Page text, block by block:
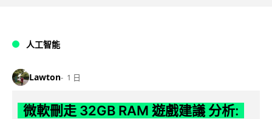
人工智能
Lawton 1 日
微軟刪走 32GB RAM 遊戲建議 分析: